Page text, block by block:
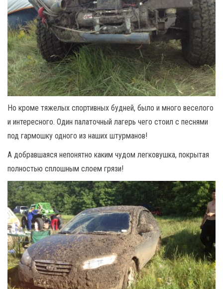
Но кроме тяжелых спортивных будней, было и много веселого
и интересного. Один палаточный лагерь чего стоил с песнями
под гармошку одного из наших штурманов!
А добравшаяся непонятно каким чудом легковушка, покрытая
полностью сплошным слоем грязи!